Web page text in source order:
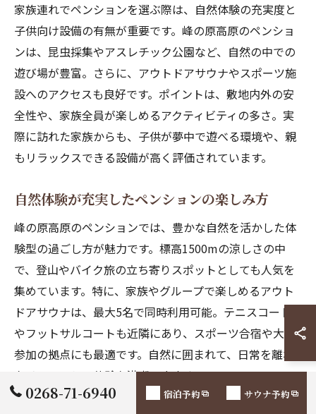
家族連れでペンションを選ぶ際は、自然体験の充実度と
子供向け設備の有無が重要です。峰の原高原のペンショ
ンは、昆虫採集やアスレチック公園など、自然の中での
遊び場が豊富。さらに、アウトドアサウナやスポーツ施
設へのアクセスも良好です。ポイントは、敷地内外の安
全性や、家族全員が楽しめるアクティビティの多さ。実
際に訪れた家族からも、子供が夢中で遊べる環境や、親
もリラックスできる設備が高く評価されています。
自然体験が充実したペンションの楽しみ方
峰の原高原のペンションでは、豊かな自然を活かした体
験型の過ごし方が魅力です。標高1500mの涼しさの中
で、登山やバイク旅の立ち寄りスポットとしても人気を
集めています。特に、家族やグループで楽しめるアウト
ドアサウナは、最大5名で同時利用可能。テニスコート
やフットサルコートも近隣にあり、スポーツ合宿や大会
参加の拠点にも最適です。自然に囲まれて、日常を離れ
たリフレッシュ体験を満喫できます。
0268-71-6940 宿泊予約 サウナ予約